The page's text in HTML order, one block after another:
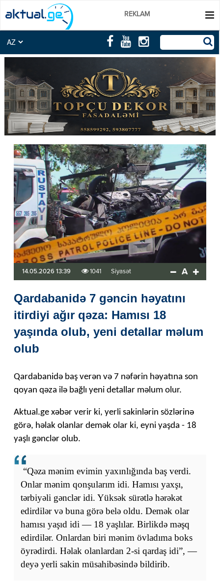
REKLAM
14.05.2026 13:39 1041 Siyasət A
Qardabanidə 7 gəncin həyatını
itirdiyi ağır qəza: Hamısı 18
yaşında olub, yeni detallar məlum
olub
Qardabanidə baş verən və 7 nəfərin həyatına son
qoyan qəza ilə bağlı yeni detallar məlum olur.
Aktual.ge xəbər verir ki, yerli sakinlərin sözlərinə
görə, həlak olanlar demək olar ki, eyni yaşda - 18
yaşlı gənclər olub.
“Qəza mənim evimin yaxınlığında baş verdi.
Onlar mənim qonşularım idi. Hamısı yaxşı,
tərbiyəli gənclər idi. Yüksək sürətlə hərəkət
edirdilər və buna görə belə oldu. Demək olar
hamısı yaşıd idi — 18 yaşlılar. Birlikdə məşq
edirdilər. Onlardan biri mənim övladıma boks
öyrədirdi. Həlak olanlardan 2-si qardaş idi”, —
deyə yerli sakin müsahibəsində bildirib.